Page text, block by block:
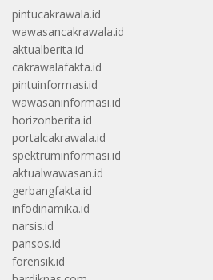
pintucakrawala.id
wawasancakrawala.id
aktualberita.id
cakrawalafakta.id
pintuinformasi.id
wawasaninformasi.id
horizonberita.id
portalcakrawala.id
spektruminformasi.id
aktualwawasan.id
gerbangfakta.id
infodinamika.id
narsis.id
pansos.id
forensik.id